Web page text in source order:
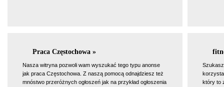
Praca Częstochowa »
Nasza witryna pozwoli wam wyszukać tego typu anonse
jak praca Częstochowa. Z naszą pomocą odnajdziesz też
mnóstwo przeróżnych ogłoszeń jak na przykład ogłoszenia
który to